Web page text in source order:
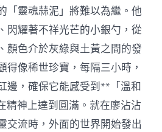
「靈魂蒜泥」將難以為繼。他
閃耀著不祥光芒的小銀勺，從
顏色介於灰綠與土黃之間的發
得像稀世珍寶，每隔三小時，
邊，確保它能感受到**「溫和
精神上達到圓滿。就在廖沾沾
交流時，外面的世界開始發出